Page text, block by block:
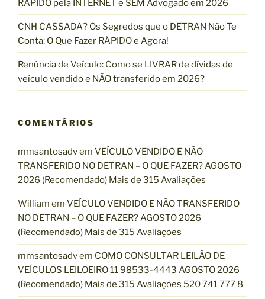
RÁPIDO pela INTERNET e SEM Advogado em 2026
CNH CASSADA? Os Segredos que o DETRAN Não Te
Conta: O Que Fazer RÁPIDO e Agora!
Renúncia de Veículo: Como se LIVRAR de dívidas de
veículo vendido e NÃO transferido em 2026?
COMENTÁRIOS
mmsantosadvem VEÍCULO VENDIDO E NÃO
TRANSFERIDO NO DETRAN – O QUE FAZER? AGOSTO
2026 (Recomendado) Mais de 315 Avaliações
William em VEÍCULO VENDIDO E NÃO TRANSFERIDO
NO DETRAN – O QUE FAZER? AGOSTO 2026
(Recomendado) Mais de 315 Avaliações
mmsantosadvem COMO CONSULTAR LEILÃO DE
VEÍCULOS LEILOEIRO 11 98533-4443 AGOSTO 2026
(Recomendado) Mais de 315 Avaliações 520 741 777 8